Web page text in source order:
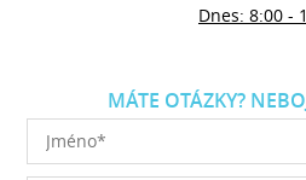
Dnes: 8:00 -
MÁTE OTÁZKY?